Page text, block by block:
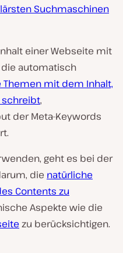
Suchmaschinen
einer Webseite mit
die automatisch
mit dem Inhalt,
schreibt,
der Meta-Keywords
geht es bei der
die natürliche
Contents zu
Aspekte wie die
zu berücksichtigen.